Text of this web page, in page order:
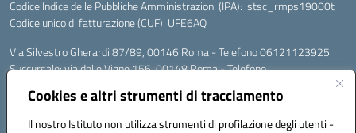
Cookies e altri strumenti di tracciamento
Il nostro Istituto non utilizza strumenti di profilazione degli utenti -
Codice Indice delle Pubbliche Amministrazioni (IPA): istsc_rmps19000t
Codice unico di fatturazione (CUF): UFE6AQ
Via Silvestro Gherardi 87/89, 00146 Roma - Telefono 06121123925
Succursale: via delle Vigne 156, 00148 Roma - Telefono
Mail: rmps19000t@istruzione.it - PEC: rmps19000t@pec.istruzione.it
Per contatti con il Dirigente Scolastico, utilizzare esclusivamente